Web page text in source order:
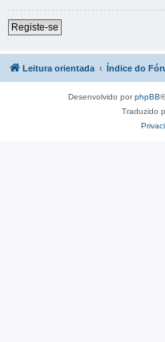
Registe-se
Leitura orientada Índice do
Desenvolvido porphpBB
Traduzido